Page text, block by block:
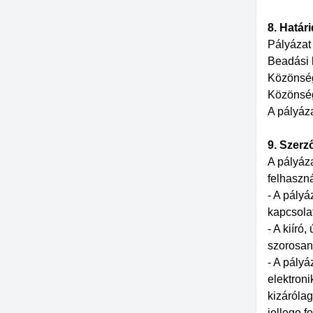
8.
Beadási
A
9.
A
- A
- A kiíró,
- A